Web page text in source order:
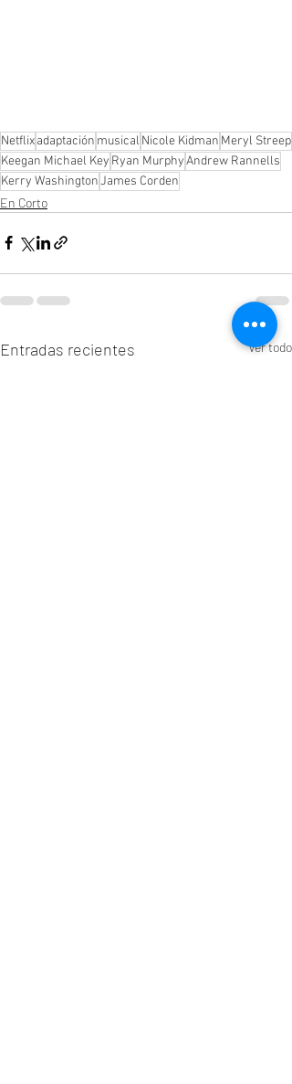
Netflixadaptación musical Nicole Kidman Meryl Streep
Keegan Michael Key Ryan MurphyAndrew Rannells
Kerry WashingtonJames Corden
En Corto
Entradas recientes Ver todo